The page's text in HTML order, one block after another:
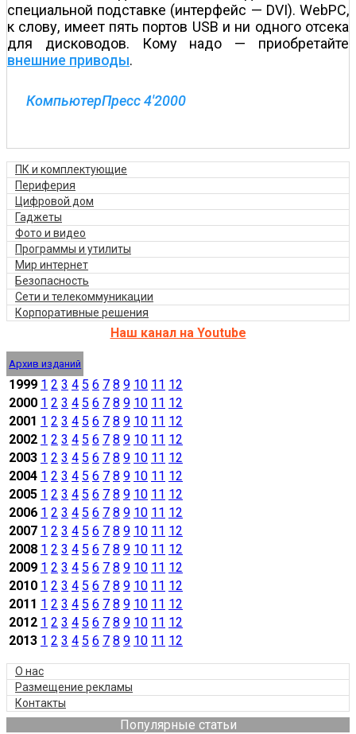
специальной подставке (интерфейс — DVI). WebPC,
к слову, имеет пять портов USB и ни одного отсека
для дисководов. Кому надо — приобретайте
внешние приводы.
КомпьютерПресс 4'2000
ПК и комплектующие
Периферия
Цифровой дом
Гаджеты
Фото и видео
Программы и утилиты
Мир интернет
Безопасность
Сети и телекоммуникации
Корпоративные решения
Наш канал на Youtube
Архив изданий
1999 1 2 3 4 5 6 7 8 9 10 11 12
2000 1 2 3 4 5 6 7 8 9 10 11 12
2001 1 2 3 4 5 6 7 8 9 10 11 12
2002 1 2 3 4 5 6 7 8 9 10 11 12
2003 1 2 3 4 5 6 7 8 9 10 11 12
2004 1 2 3 4 5 6 7 8 9 10 11 12
2005 1 2 3 4 5 6 7 8 9 10 11 12
2006 1 2 3 4 5 6 7 8 9 10 11 12
2007 1 2 3 4 5 6 7 8 9 10 11 12
2008 1 2 3 4 5 6 7 8 9 10 11 12
2009 1 2 3 4 5 6 7 8 9 10 11 12
2010 1 2 3 4 5 6 7 8 9 10 11 12
2011 1 2 3 4 5 6 7 8 9 10 11 12
2012 1 2 3 4 5 6 7 8 9 10 11 12
2013 1 2 3 4 5 6 7 8 9 10 11 12
О нас
Размещение рекламы
Контакты
Популярные статьи